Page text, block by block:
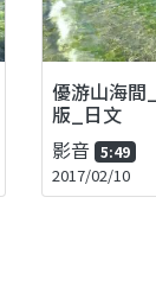
優游山海間
版_日文
影音 5:49
2017/02/10